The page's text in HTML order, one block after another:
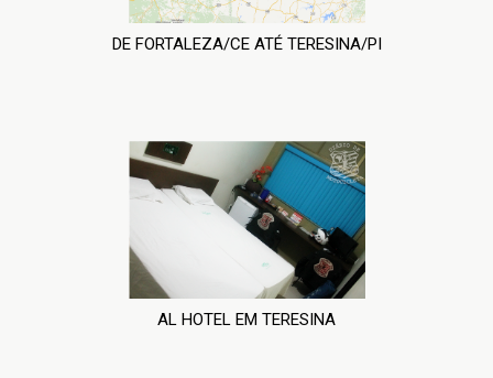
DE FORTALEZA/CE ATÉ TERESINA/PI
AL HOTEL EM TERESINA